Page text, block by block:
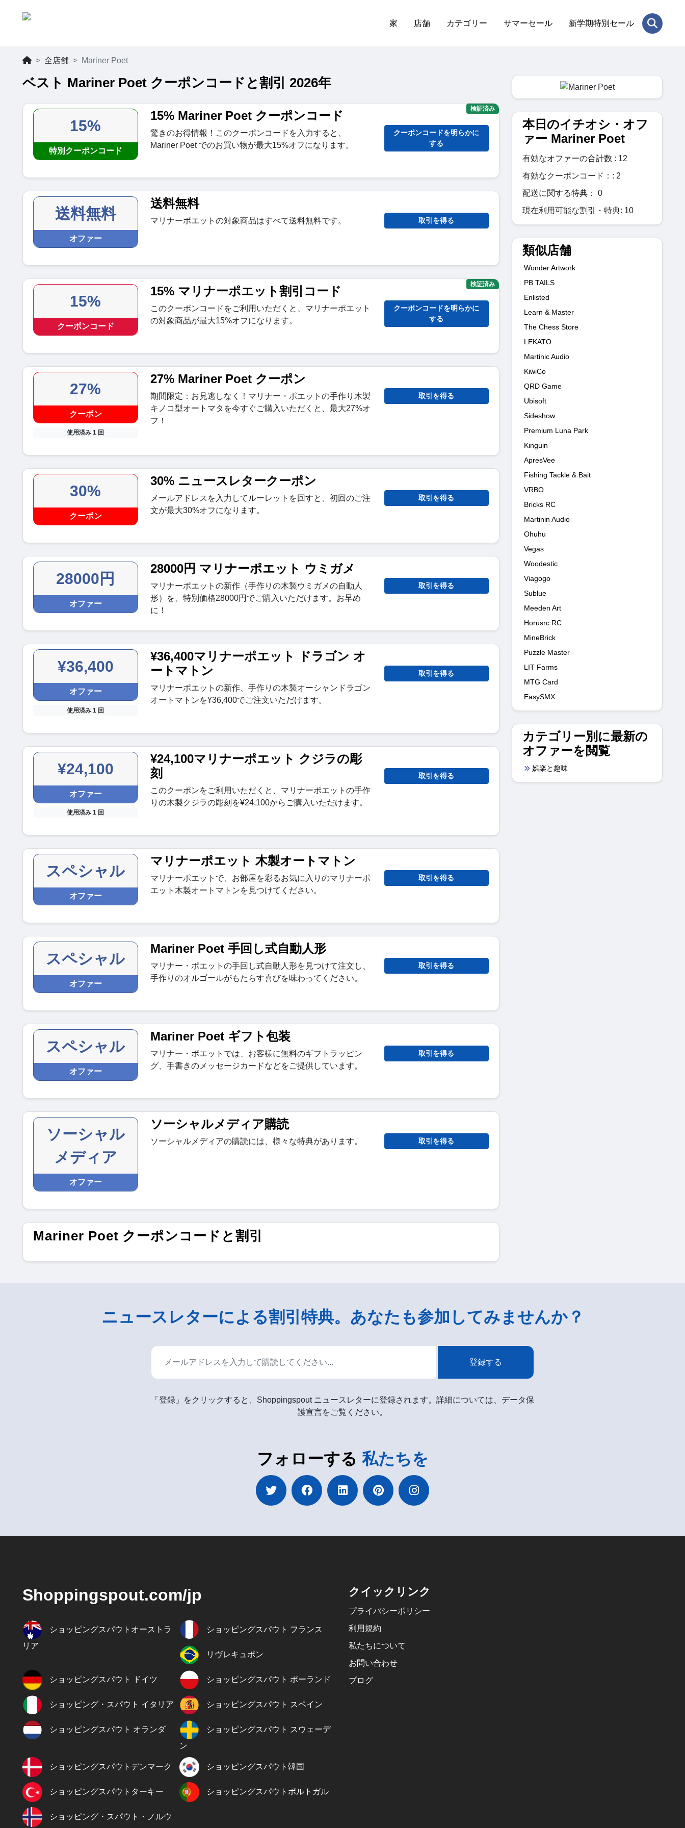
家 店舗 カテゴリー サマーセール 新学期特別セール
全店舗 Mariner Poet
ベスト Mariner Poet クーポンコードと割引 2026年
15%
特別クーポンコード
15% Mariner Poet クーポンコード
驚きのお得情報！このクーポンコードを入力すると、
Mariner Poet でのお買い物が最大15%オフになります。
クーポンコードを明らかに
する
検証済み
送料無料
オファー
送料無料
マリナーポエットの対象商品はすべて送料無料です。 取引を得る
15%
クーポンコード
15% マリナーポエット割引コード
このクーポンコードをご利用いただくと、マリナーポエット
の対象商品が最大15%オフになります。
クーポンコードを明らかに
する
検証済み
27%
クーポン
使用済み 1 回
27% Mariner Poet クーポン
期間限定：お見逃しなく！マリナー・ポエットの手作り木製
キノコ型オートマタを今すぐご購入いただくと、最大27%オ
フ！
取引を得る
30%
クーポン
30% ニュースレタークーポン
メールアドレスを入力してルーレットを回すと、初回のご注
文が最大30%オフになります。
取引を得る
28000円
オファー
28000円 マリナーポエット ウミガメ
マリナーポエットの新作（手作りの木製ウミガメの自動人
形）を、特別価格28000円でご購入いただけます。お早め
に！
取引を得る
¥36,400
オファー
使用済み 1 回
¥36,400マリナーポエット ドラゴン オ
ートマトン
マリナーポエットの新作、手作りの木製オーシャンドラゴン
オートマトンを¥36,400でご注文いただけます。
取引を得る
¥24,100
オファー
使用済み 1 回
¥24,100マリナーポエット クジラの彫
刻
このクーポンをご利用いただくと、マリナーポエットの手作
りの木製クジラの彫刻を¥24,100からご購入いただけます。
取引を得る
スペシャル
オファー
マリナーポエット 木製オートマトン
マリナーポエットで、お部屋を彩るお気に入りのマリナーポ
エット木製オートマトンを見つけてください。
取引を得る
スペシャル
オファー
Mariner Poet 手回し式自動人形
マリナー・ポエットの手回し式自動人形を見つけて注文し、
手作りのオルゴールがもたらす喜びを味わってください。
取引を得る
スペシャル
オファー
Mariner Poet ギフト包装
マリナー・ポエットでは、お客様に無料のギフトラッピン
グ、手書きのメッセージカードなどをご提供しています。
取引を得る
ソーシャル
メディア
オファー
ソーシャルメディア購読
ソーシャルメディアの購読には、様々な特典があります。 取引を得る
Mariner Poet クーポンコードと割引
本日のイチオシ・オフ
ァー Mariner Poet
有効なオファーの合計数 : 12
有効なクーポンコード：: 2
配送に関する特典： 0
現在利用可能な割引・特典: 10
類似店舗
Wonder Artwork
PB TAILS
Enlisted
Learn & Master
The Chess Store
LEKATO
Martinic Audio
KiwiCo
QRD Game
Ubisoft
Sideshow
Premium Luna Park
Kinguin
ApresVee
Fishing Tackle & Bait
VRBO
Bricks RC
Martinin Audio
Ohuhu
Vegas
Woodestic
Viagogo
Sublue
Meeden Art
Horusrc RC
MineBrick
Puzzle Master
LIT Farms
MTG Card
EasySMX
カテゴリー別に最新の
オファーを閲覧
娯楽と趣味
ニュースレターによる割引特典。あなたも参加してみませんか？
登録する
「登録」をクリックすると、Shoppingspout ニュースレターに登録されます。詳細については、データ保
護宣言をご覧ください。
フォローする私たちを
Shoppingspout.com/jp
ショッピングスパウトオーストラ
リア
ショッピングスパウト フランス
リヴレキュポン
ショッピングスパウト ドイツ ショッピングスパウト ポーランド
ショッピング・スパウト イタリア ショッピングスパウト スペイン
ショッピングスパウト オランダ
ショッピングスパウト スウェーデ
ン
ショッピングスパウトデンマーク ショッピングスパウト韓国
ショッピングスパウトターキー ショッピングスパウトポルトガル
ショッピング・スパウト・ノルウ
クイックリンク
プライバシーポリシー
利用規約
私たちについて
お問い合わせ
ブログ